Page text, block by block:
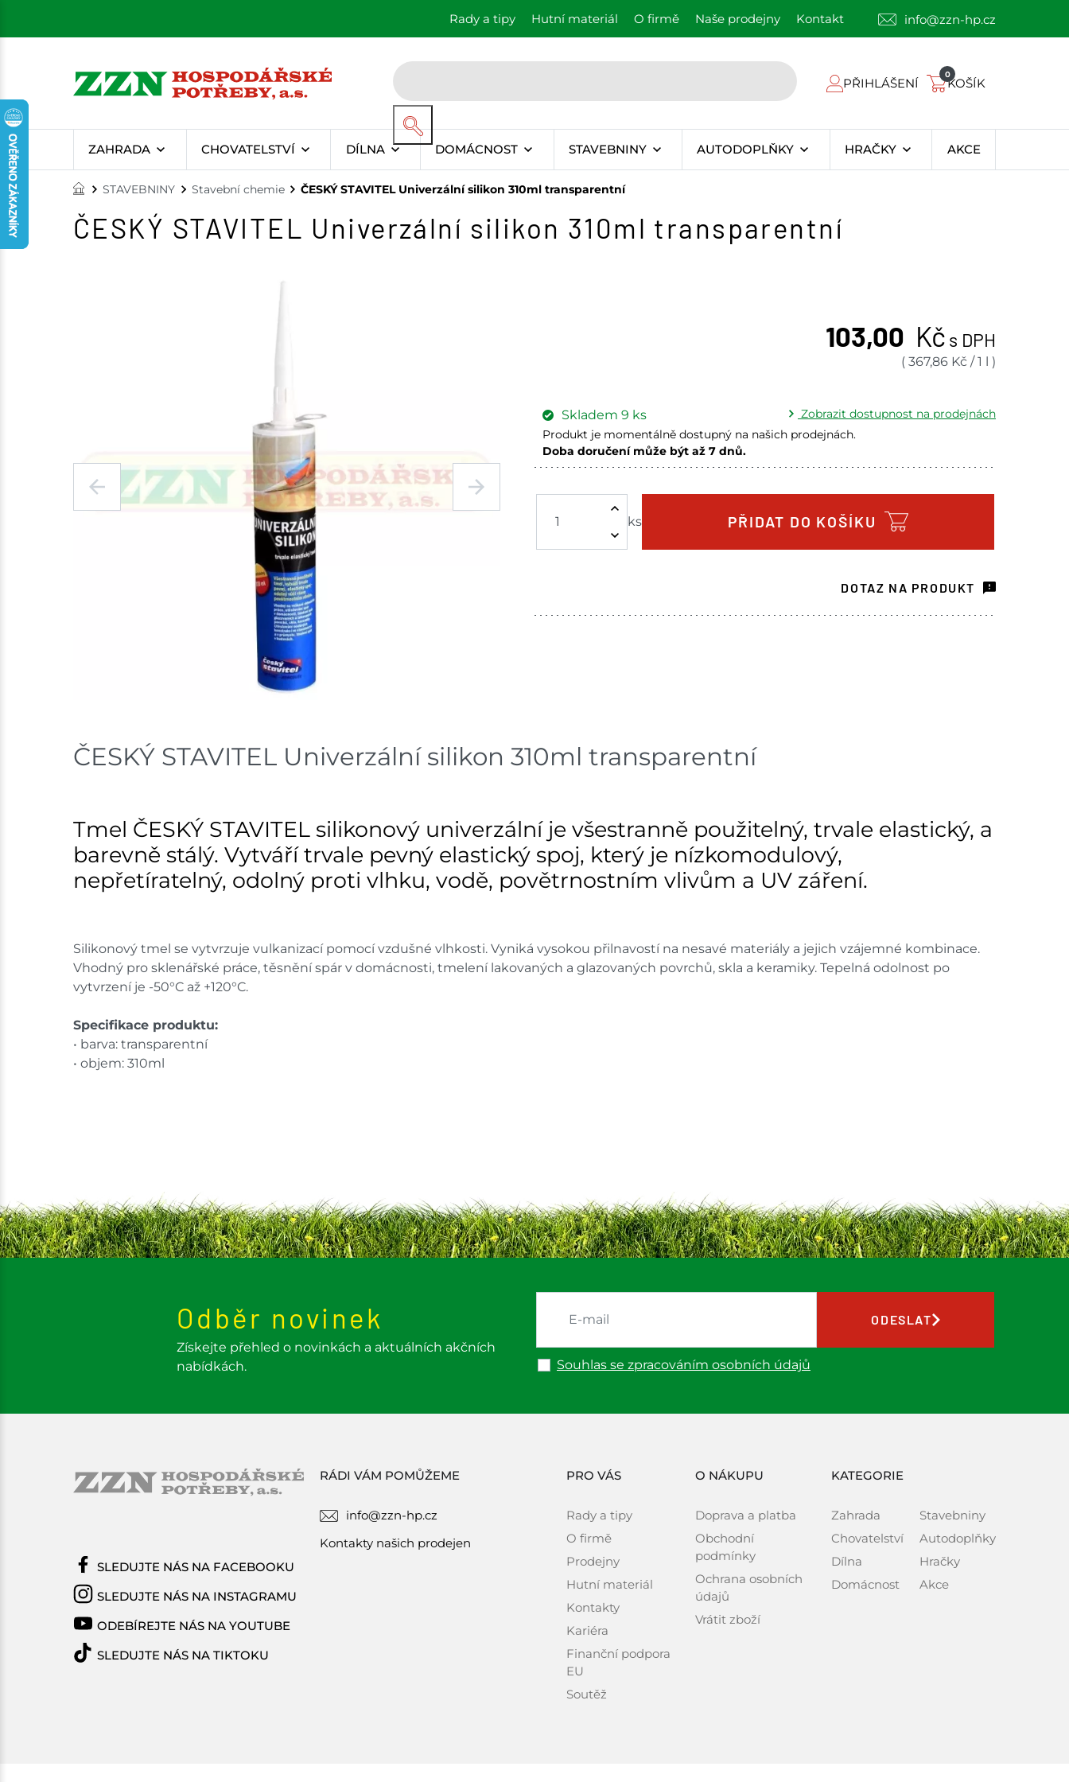
Rady a tipy Hutní materiál O firmě Naše prodejny Kontakt info@zzn-hp.cz
PŘIHLÁŠENÍ
0
KOŠÍK
ZAHRADA CHOVATELSTVÍ DÍLNA DOMÁCNOST STAVEBNINY AUTODOPLŇKY HRAČKY AKCE
STAVEBNINY Stavební chemie ČESKÝ STAVITEL Univerzální silikon 310ml transparentní
ČESKÝ STAVITEL Univerzální silikon 310ml transparentní
103,00 Kč s DPH
( 367,86 Kč/1 l )
ks PŘIDAT DO KOŠÍKU
Skladem 9 ks
Zobrazit dostupnost na prodejnách
Produkt je momentálně dostupný na našich prodejnách.
Doba doručení může být až 7 dnů.
Skladem na prodejně - doručení do 7 dnů
Ceny na prodejnách se mohou lišit od cen na e-shopu.
DOTAZ NA PRODUKT
ČESKÝ STAVITEL Univerzální silikon 310ml transparentní
Tmel ČESKÝ STAVITEL silikonový univerzální je všestranně použitelný, trvale elastický, a
barevně stálý. Vytváří trvale pevný elastický spoj, který je nízkomodulový,
nepřetíratelný, odolný proti vlhku, vodě, povětrnostním vlivům a UV záření.
Silikonový tmel se vytvrzuje vulkanizací pomocí vzdušné vlhkosti. Vyniká vysokou přilnavostí na nesavé materiály a jejich vzájemné kombinace.
Vhodný pro sklenářské práce, těsnění spár v domácnosti, tmelení lakovaných a glazovaných povrchů, skla a keramiky. Tepelná odolnost po
vytvrzení je -50°C až +120°C.
Specifikace produktu:
• barva: transparentní
• objem: 310ml
Odběr novinek
Získejte přehled o novinkách a aktuálních akčních
nabídkách.
Souhlas se zpracováním osobních údajů
ODESLAT
RÁDI VÁM POMŮŽEME
info@zzn-hp.cz
Kontakty našich prodejen
PRO VÁS
Rady a tipy
O firmě
Prodejny
Hutní materiál
Kontakty
Kariéra
Finanční podpora
EU
Soutěž
O NÁKUPU
Doprava a platba
Obchodní
podmínky
Ochrana osobních
údajů
Vrátit zboží
KATEGORIE
Zahrada
Chovatelství
Dílna
Domácnost
Stavebniny
Autodoplňky
Hračky
Akce
SLEDUJTE NÁS NA FACEBOOKU
SLEDUJTE NÁS NA INSTAGRAMU
ODEBÍREJTE NÁS NA YOUTUBE
SLEDUJTE NÁS NA TIKTOKU